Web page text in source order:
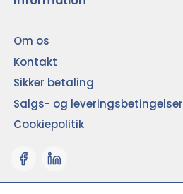
Om os
Kontakt
Sikker betaling
Salgs- og leveringsbetingelser
Cookiepolitik